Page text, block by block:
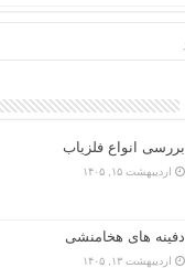
بررسی انواع فلزیاب
اردیبهشت ۱۵, ۱۴۰۵
دفینه های هخامنشی
اردیبهشت ۱۳, ۱۴۰۵